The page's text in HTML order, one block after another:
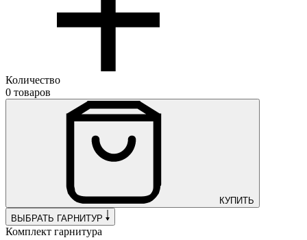
Количество
0 товаров
КУПИТЬ
ВЫБРАТЬ ГАРНИТУР
Комплект гарнитура